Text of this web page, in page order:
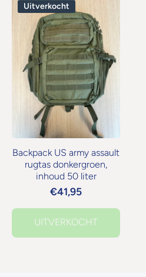
Uitverkocht
Backpack US army assault
rugtas donkergroen,
inhoud 50 liter
€41,95
UITVERKOCHT